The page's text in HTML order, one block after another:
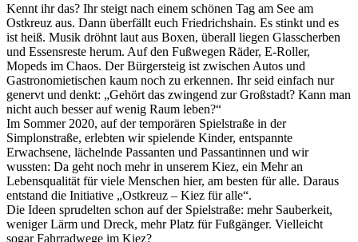
Kennt ihr das? Ihr steigt nach einem schönen Tag am See am
Ostkreuz aus. Dann überfällt euch Friedrichshain. Es stinkt und es
ist heiß. Musik dröhnt laut aus Boxen, überall liegen Glasscherben
und Essensreste herum. Auf den Fußwegen Räder, E-Roller,
Mopeds im Chaos. Der Bürgersteig ist zwischen Autos und
Gastronomietischen kaum noch zu erkennen. Ihr seid einfach nur
genervt und denkt: „Gehört das zwingend zur Großstadt? Kann man
nicht auch besser auf wenig Raum leben?“
Im Sommer 2020, auf der temporären Spielstraße in der
Simplonstraße, erlebten wir spielende Kinder, entspannte
Erwachsene, lächelnde Passanten und Passantinnen und wir
wussten: Da geht noch mehr in unserem Kiez, ein Mehr an
Lebensqualität für viele Menschen hier, am besten für alle. Daraus
entstand die Initiative „Ostkreuz – Kiez für alle“.
Die Ideen sprudelten schon auf der Spielstraße: mehr Sauberkeit,
weniger Lärm und Dreck, mehr Platz für Fußgänger. Vielleicht
sogar Fahrradwege im Kiez?